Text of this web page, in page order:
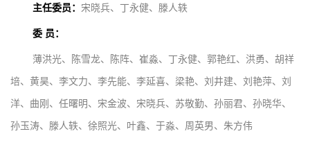
主任委员： 宋晓兵、丁永健、滕人轶
委 员：
薄洪光、陈雪龙、陈阵、崔淼、丁永健、郭艳红、洪勇、胡祥
培、黄昊、李文力、李先能、李延喜、梁艳、刘井建、刘艳萍、刘
洋、曲刚、任曙明、宋金波、宋晓兵、苏敬勤、孙丽君、孙晓华、
孙玉涛、滕人轶、徐照光、叶鑫、于淼、周英男、朱方伟